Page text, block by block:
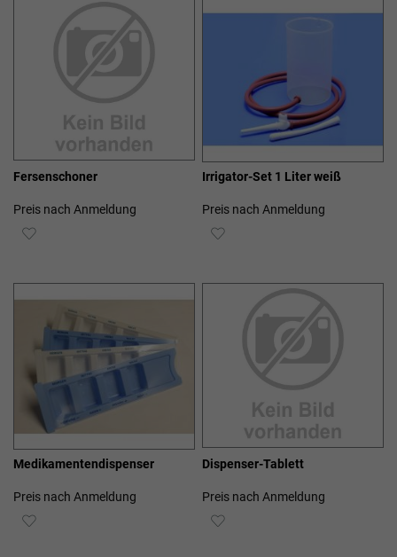
HINZUFÜGEN
Fersenschoner
Preis nach Anmeldung
ZUR
Irrigator-Set 1 Liter weiß
Preis nach Anmeldung
ZUR
HINZUFÜGEN
Medikamentendispenser
Preis nach Anmeldung
ZUR
Dispenser-Tablett
Preis nach Anmeldung
ZUR